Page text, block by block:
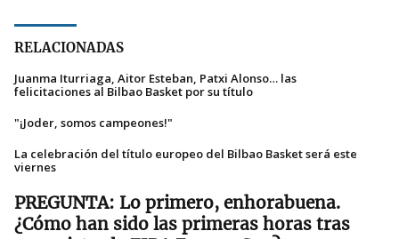
RELACIONADAS
Juanma Iturriaga, Aitor Esteban, Patxi Alonso… las
felicitaciones al Bilbao Basket por su título
"¡Joder, somos campeones!"
La celebración del título europeo del Bilbao Basket será este
viernes
Lo primero, enhorabuena.
¿Cómo han sido las primeras horas tras